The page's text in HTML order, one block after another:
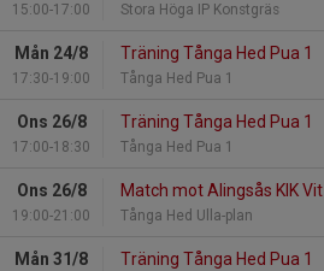
15:00-17:00 Stora Höga IP Konstgräs
Mån 24/8
17:30-19:00
Träning Tånga Hed Pua 1
Tånga Hed Pua 1
Ons 26/8
17:00-18:30
Träning Tånga Hed Pua 1
Tånga Hed Pua 1
Ons 26/8
19:00-21:00
Match mot Alingsås KIK Vit
Tånga Hed Ulla-plan
Mån 31/8 Träning Tånga Hed Pua 1